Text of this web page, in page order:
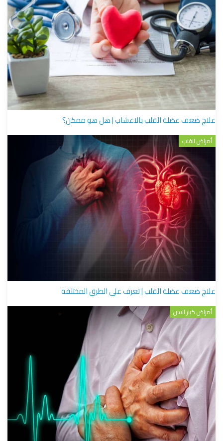
علاج ضعف عضلة القلب بالاعشاب | هل هو ممكن؟
أمراض القلب
علاج ضعف عضلة القلب | تعرف على الطرق المختلفة
أمراض كبار السن